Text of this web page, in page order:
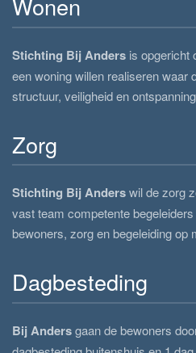
Stichting Bij Anders is opgericht
een woning willen realiseren waar
structuur, veiligheid en
Zorg
Stichting Bij Anderswil de zorg
vast team competente
bewoners, zorg en begeleiding op
Dagbesteding
Bij Andersgaan de bewoners